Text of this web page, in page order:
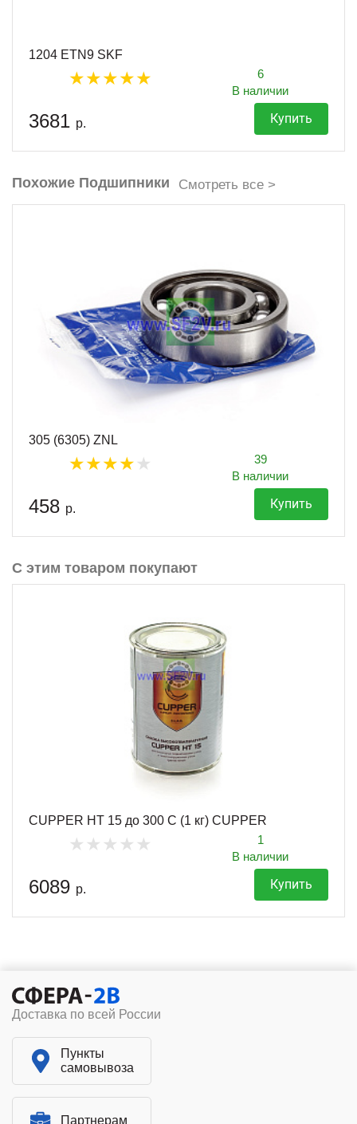
1204 ETN9 SKF
6
В наличии
3681 р. Купить
Похожие Подшипники Смотреть все >
305 (6305) ZNL
39
В наличии
458 р. Купить
С этим товаром покупают
CUPPER HT 15 до 300 С (1 кг) CUPPER
1
В наличии
6089 р. Купить
Доставка по всей России
Пункты
самовывоза
Партнерам